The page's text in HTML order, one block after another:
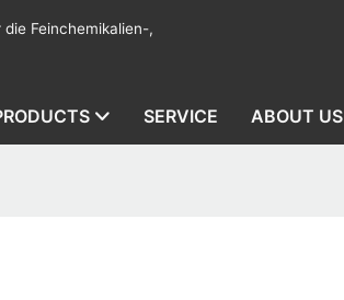
Feinchemikalien-,
SERVICE ABOUT US